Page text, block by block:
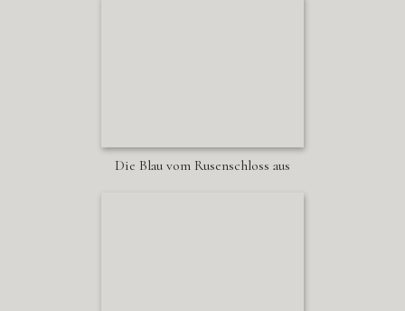
Die Blau vom Rusenschloss aus